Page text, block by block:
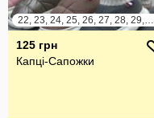
22, 23, 24, 25, 26, 27, 28, 29, 30, 31, 32, 33
125 грн
Капці-Сапожки